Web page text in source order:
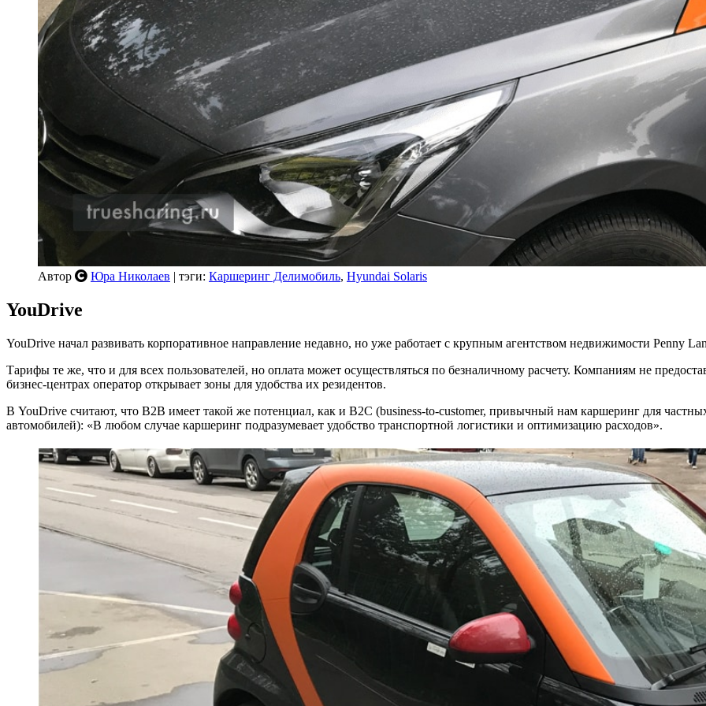
Автор Юра Николаев | тэги: Каршеринг Делимобиль, Hyundai Solaris
YouDrive
YouDrive начал развивать корпоративное направление недавно, но уже работает с крупным агентством недвижимости Penny
Тарифы те же, что и для всех пользователей, но оплата может осуществляться по безналичному расчету. Компаниям не
бизнес-центрах оператор открывает зоны для удобства их резидентов.
В YouDrive считают, что B2B имеет такой же потенциал, как и B2C (business-to-customer, привычный нам каршеринг для
автомобилей): «В любом случае каршеринг подразумевает удобство транспортной логистики и оптимизацию расходов».